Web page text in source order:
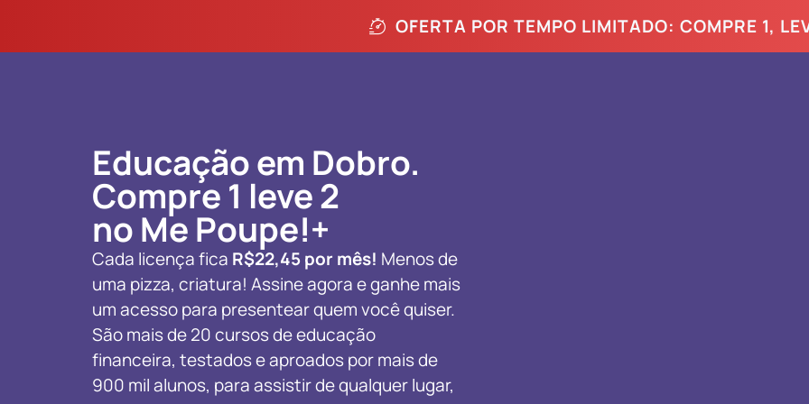
OFERTA POR TEMPO LIMITADO: COMPRE 1,
Educação em Dobro.
Compre 1 leve 2
no Me Poupe!+
Cada licença fica R$22,45 por mês! Menos de
uma pizza, criatura! Assine agora e ganhe mais
um acesso para presentear quem você quiser.
São mais de 20 cursos de educação
financeira, testados e aproados por mais de
900 mil alunos, para assistir de qualquer lugar,